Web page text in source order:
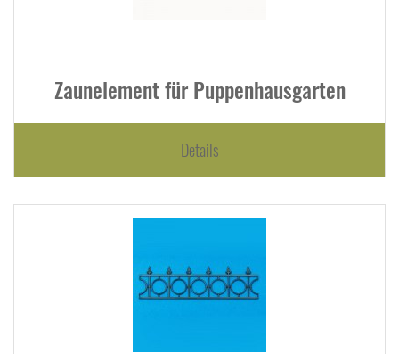
Zaunelement für Puppenhausgarten
Details